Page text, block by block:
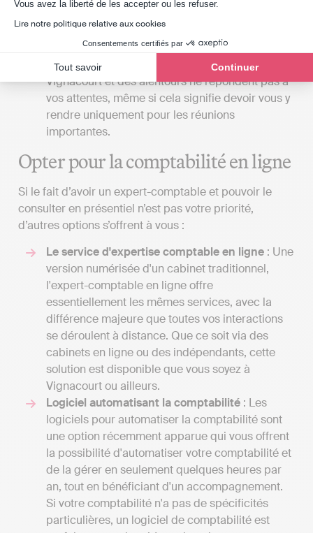
Vous avez la liberté de les accepter ou les refuser.
Lire notre politique relative aux cookies
Consentements certifiés par
Tout savoir Continuer
sacrifier la qualité du service pour la
commodité. Parfois, il peut être préférable de
demander un devis à un cabinet situé dans le
département de la Somme si ceux de
Vignacourt et des alentours ne répondent pas à
vos attentes, même si cela signifie devoir vous y
rendre uniquement pour les réunions
importantes.
Opter pour la comptabilité en ligne
Si le fait d’avoir un expert-comptable et pouvoir le
consulter en présentiel n’est pas votre priorité,
d’autres options s’offrent à vous :
Le service d'expertise comptable en ligne : Une
version numérisée d'un cabinet traditionnel,
l'expert-comptable en ligne offre
essentiellement les mêmes services, avec la
différence majeure que toutes vos interactions
se déroulent à distance. Que ce soit via des
cabinets en ligne ou des indépendants, cette
solution est disponible que vous soyez à
Vignacourt ou ailleurs.
Logiciel automatisant la comptabilité : Les
logiciels pour automatiser la comptabilité sont
une option récemment apparue qui vous offrent
la possibilité d'automatiser votre comptabilité et
de la gérer en seulement quelques heures par
an, tout en bénéficiant d'un accompagnement.
Si votre comptabilité n'a pas de spécificités
particulières, un logiciel de comptabilité est